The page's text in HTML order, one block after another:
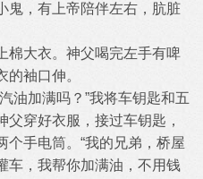
，有上帝陪伴左右，肮脏
大衣。神父喝完左手有啤
袖口伸。
加满吗？”我将车钥匙和五
穿好衣服，接过车钥匙，
个手电筒。“我的兄弟，桥屋
车，我帮你加满油，不用钱